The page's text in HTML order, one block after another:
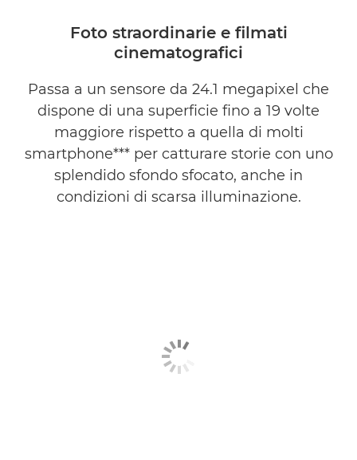
Foto straordinarie e filmati
cinematografici
Passa a un sensore da 24.1 megapixel che
dispone di una superficie fino a 19 volte
maggiore rispetto a quella di molti
smartphone*** per catturare storie con uno
splendido sfondo sfocato, anche in
condizioni di scarsa illuminazione.